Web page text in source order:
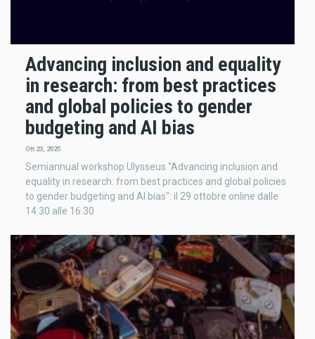
Advancing inclusion and equality
in research: from best practices
and global policies to gender
budgeting and AI bias
Ott 23, 2025
Semiannual workshop Ulysseus "Advancing inclusion and
equality in research: from best practices and global policies
to gender budgeting and AI bias": il 29 ottobre online dalle
14:30 alle 16:30